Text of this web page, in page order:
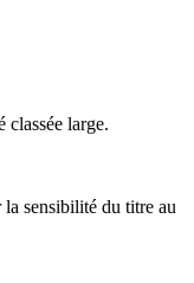
classée large.
sensibilité du titre au